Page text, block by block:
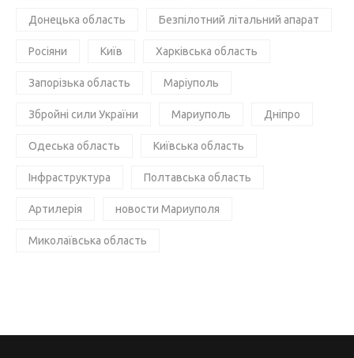
Донецька область Безпілотний літальний апарат
Росіяни Київ Харківська область
Запорізька область Маріуполь
Збройні сили України Мариуполь Дніпро
Одеська область Київська область
Інфраструктура Полтавська область
Артилерія новости Мариуполя
Миколаївська область